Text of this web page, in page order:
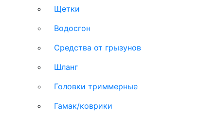
Щетки
Водосгон
Средства от грызунов
Шланг
Головки триммерные
Гамак/коврики